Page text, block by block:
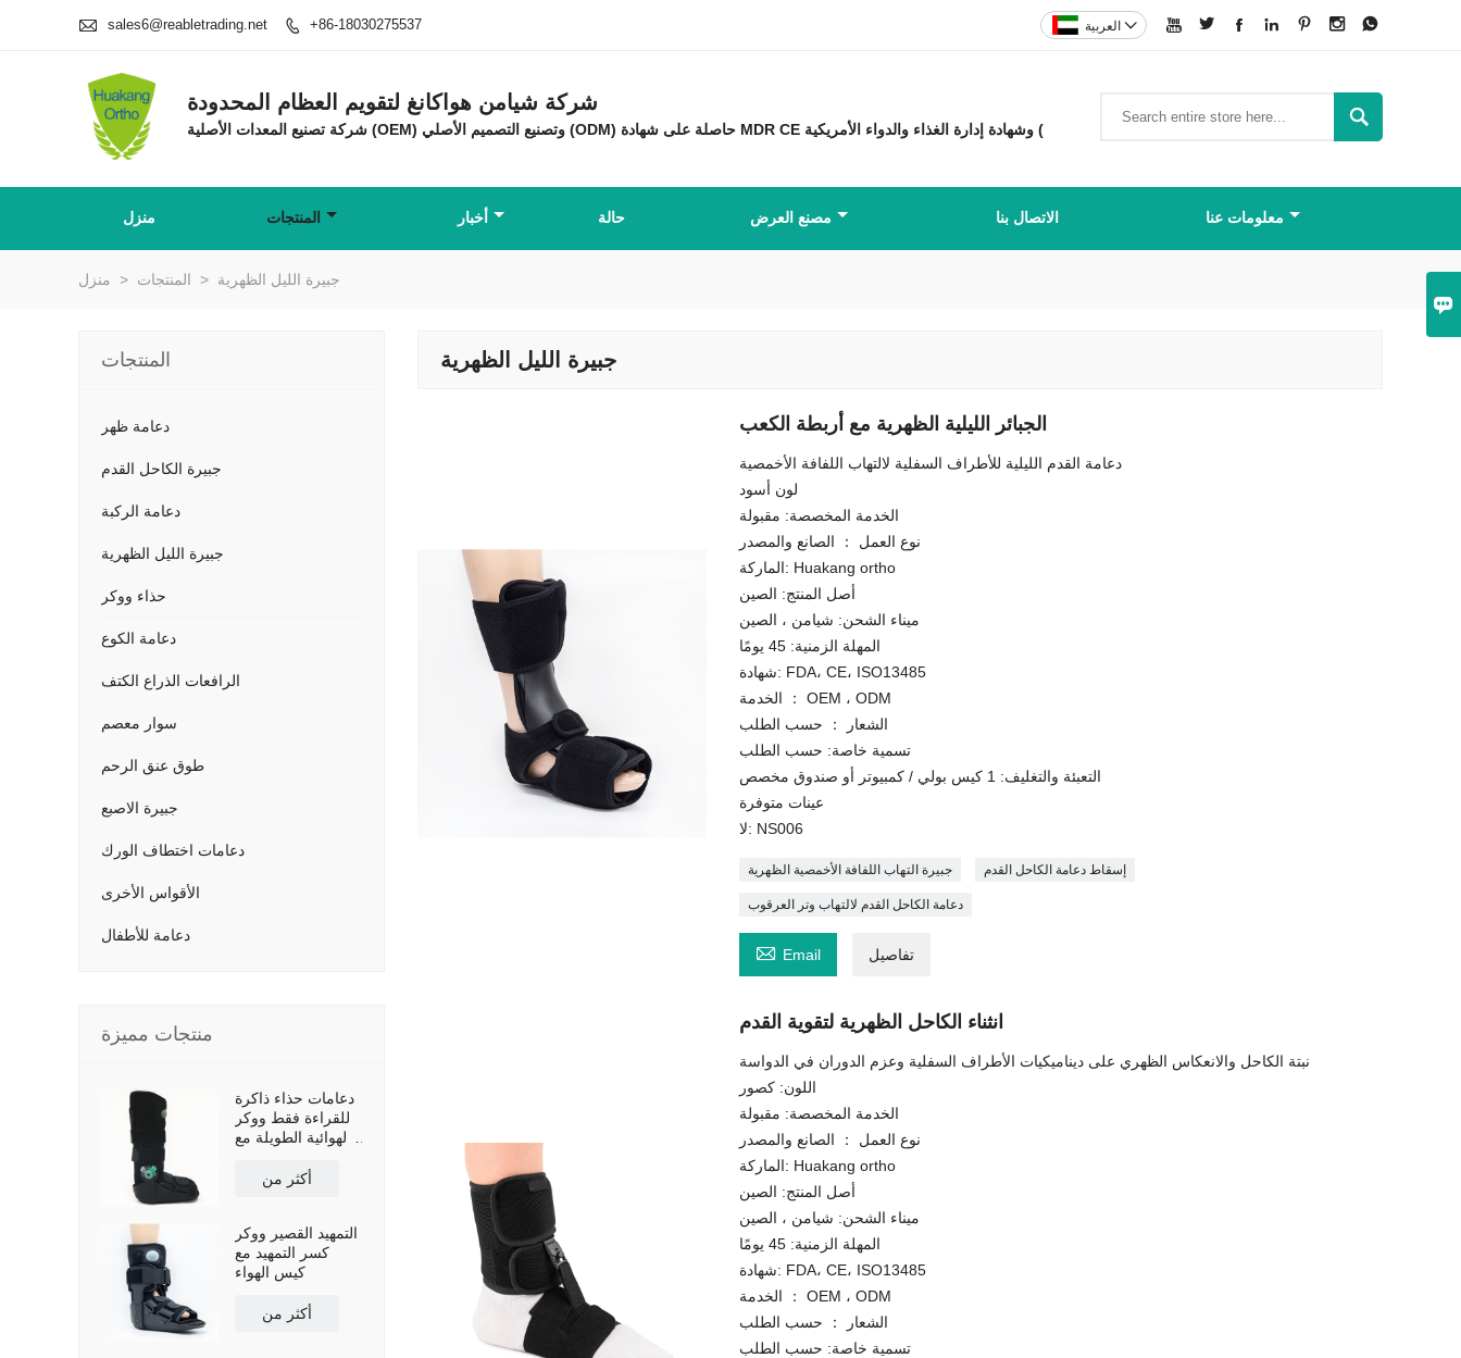

 sales6@reabletrading.net  +86-18030275537        العربية 
شركة شيامن هواكانغ لتقويم العظام المحدودة
شركة تصنيع المعدات الأصلية (OEM) وتصنيع التصميم الأصلي (ODM) حاصلة على شهادة MDR CE وشهادة إدارة الغذاء والدواء الأمريكية (

منزل المنتجات أخبار حالة مصنع العرض الاتصال بنا معلومات عنا
منزل > المنتجات > جبيرة الليل الظهرية
جبيرة الليل الظهرية
الجبائر الليلية الظهرية مع أربطة الكعب
دعامة القدم الليلية للأطراف السفلية لالتهاب اللفافة الأخمصية
لون أسود
الخدمة المخصصة: مقبولة
نوع العمل ： الصانع والمصدر
الماركة: Huakang ortho
أصل المنتج: الصين
ميناء الشحن: شيامن ، الصين
المهلة الزمنية: 45 يومًا
شهادة: FDA، CE، ISO13485
الخدمة ： OEM ، ODM
الشعار ： حسب الطلب
تسمية خاصة: حسب الطلب
التعبئة والتغليف: 1 كيس بولي / كمبيوتر أو صندوق مخصص
عينات متوفرة
لا: NS006
جبيرة التهاب اللفافة الأخمصية الظهرية إسقاط دعامة الكاحل القدم
دعامة الكاحل القدم لالتهاب وتر العرقوب
 Email تفاصيل
انثناء الكاحل الظهرية لتقوية القدم
نبتة الكاحل والانعكاس الظهري على ديناميكيات الأطراف السفلية وعزم الدوران في الدواسة
اللون: كصور
الخدمة المخصصة: مقبولة
نوع العمل ： الصانع والمصدر
الماركة: Huakang ortho
أصل المنتج: الصين
ميناء الشحن: شيامن ، الصين
المهلة الزمنية: 45 يومًا
شهادة: FDA، CE، ISO13485
الخدمة ： OEM ، ODM
الشعار ： حسب الطلب
تسمية خاصة: حسب الطلب
المنتجات
دعامة ظهر
جبيرة الكاحل القدم
دعامة الركبة
جبيرة الليل الظهرية
حذاء ووكر
دعامة الكوع
الرافعات الذراع الكتف
سوار معصم
طوق عنق الرحم
جبيرة الاصبع
دعامات اختطاف الورك
الأقواس الأخرى
دعامة للأطفال
منتجات مميزة
دعامات حذاء ذاكرة
للقراءة فقط ووكر
الهوائية الطويلة مع
أكثر من
التمهيد القصير ووكر
كسر التمهيد مع
كيس الهواء
أكثر من